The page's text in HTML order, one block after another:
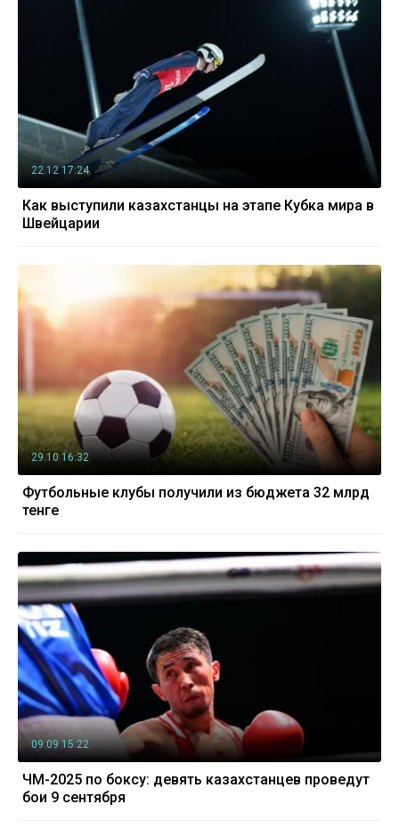
22.12 17:24
Как выступили казахстанцы на этапе Кубка мира в
Швейцарии
29.10 16:32
Футбольные клубы получили из бюджета 32 млрд
тенге
09.09 15:22
ЧМ-2025 по боксу: девять казахстанцев проведут
бои 9 сентября